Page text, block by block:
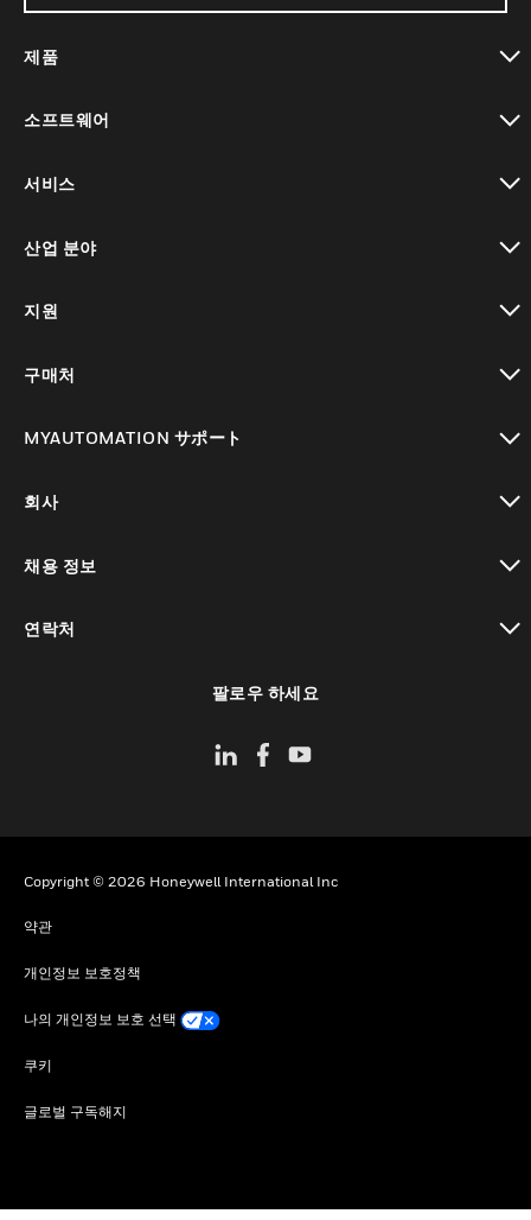
제품
소프트웨어
서비스
산업 분야
지원
구매처
MYAUTOMATION サポート
회사
채용 정보
연락처
팔로우 하세요
Copyright © 2026 Honeywell International Inc
약관
개인정보 보호정책
나의 개인정보 보호 선택
쿠키
글로벌 구독해지